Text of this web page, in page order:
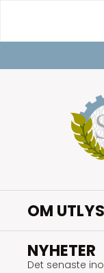
innehåll
OM
NYHETER
Det senaste